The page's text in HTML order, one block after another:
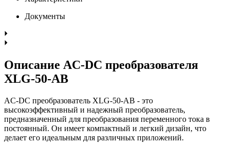
Документы
Описание AC-DC преобразователя
XLG-50-AB
AC-DC преобразователь XLG-50-AB - это
высокоэффективный и надежный преобразователь,
предназначенный для преобразования переменного тока в
постоянный. Он имеет компактный и легкий дизайн, что
делает его идеальным для различных приложений.